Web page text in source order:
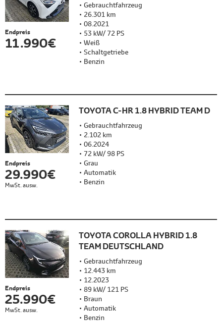
Endpreis
11.990 €
Gebrauchtfahrzeug
26.301 km
08.2021
53 kW/ 72 PS
Weiß
Schaltgetriebe
Benzin
Endpreis
29.990 €
MwSt. ausw.
TOYOTA C-HR 1.8 HYBRID TEAM D
Gebrauchtfahrzeug
2.102 km
06.2024
72 kW/ 98 PS
Grau
Automatik
Benzin
Endpreis
25.990 €
MwSt. ausw.
TOYOTA COROLLA HYBRID 1.8
TEAM DEUTSCHLAND
Gebrauchtfahrzeug
12.443 km
12.2023
89 kW/ 121 PS
Braun
Automatik
Benzin